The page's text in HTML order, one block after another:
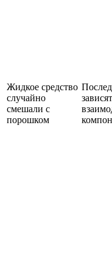
Жидкое средство
случайно
смешали с
порошком